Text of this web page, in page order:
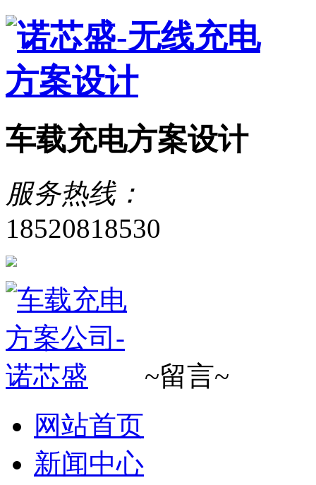
车载充电方案设计
服务热线：
18520818530
~留言~
网站首页
新闻中心